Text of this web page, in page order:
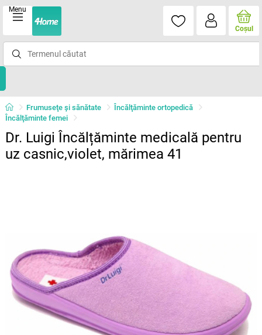
Menu
Coşul
Frumuseţe şi sănătate
Încălţăminte ortopedică
Încălţăminte femei
Dr. Luigi Încălțăminte medicală pentru
uz casnic,violet, mărimea 41